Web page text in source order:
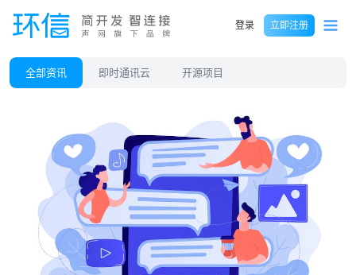
登录 立即注册
全部资讯 即时通讯云 开源项目